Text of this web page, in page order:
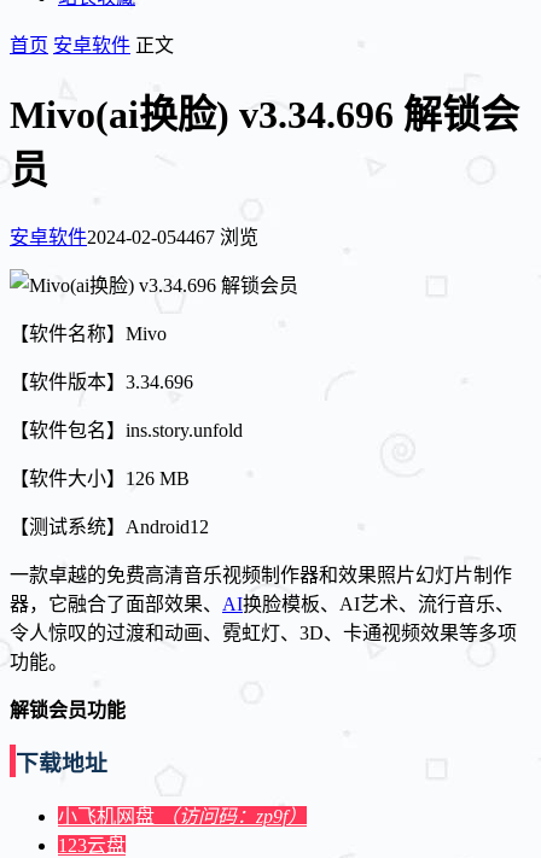
首页 安卓软件 正文
Mivo(ai换脸) v3.34.696 解锁会
员
安卓软件2024-02-054467 浏览
【软件名称】Mivo
【软件版本】3.34.696
【软件包名】ins.story.unfold
【软件大小】126 MB
【测试系统】Android12
一款卓越的免费高清音乐视频制作器和效果照片幻灯片制作
器，它融合了面部效果、 AI换脸模板、AI艺术、流行音乐、
令人惊叹的过渡和动画、霓虹灯、3D、卡通视频效果等多项
功能。
解锁会员功能
下载地址
小飞机网盘 （访问码：zp9f）
123云盘